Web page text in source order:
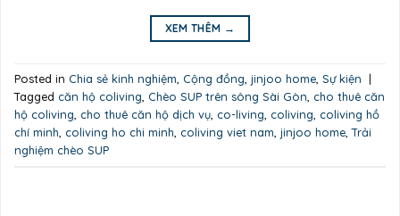
XEM THÊM →
Posted in Chia sẻ kinh nghiệm, Cộng đồng, jinjoo home, Sự kiện |
Tagged căn hộ coliving, Chèo SUP trên sông Sài Gòn, cho thuê căn
hộ coliving, cho thuê căn hộ dịch vụ, co-living, coliving, coliving hồ
chí minh, coliving ho chi minh, coliving viet nam, jinjoo home,Trải
nghiệm chèo SUP